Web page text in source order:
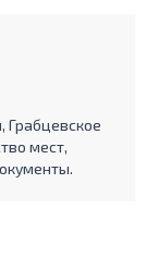
Грабцевское
мест,